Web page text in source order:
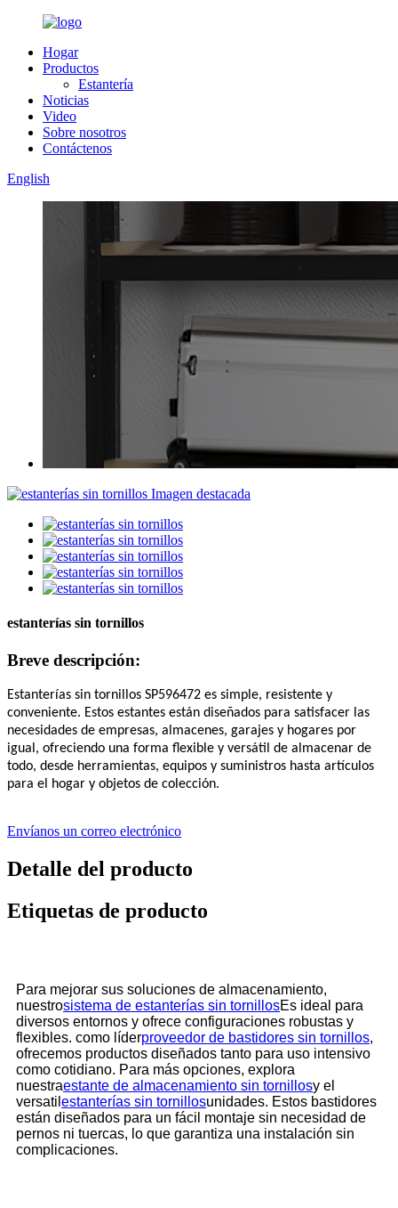
Hogar
Productos
Estantería
Noticias
Video
Sobre nosotros
Contáctenos
English
estanterías sin tornillos
Breve descripción:
Estanterías sin tornillos SP596472 es simple, resistente y
conveniente. Estos estantes están diseñados para satisfacer las
necesidades de empresas, almacenes, garajes y hogares por
igual, ofreciendo una forma flexible y versátil de almacenar de
todo, desde herramientas, equipos y suministros hasta artículos
para el hogar y objetos de colección.
Envíanos un correo electrónico
Detalle del producto
Etiquetas de producto
Para mejorar sus soluciones de almacenamiento,
nuestrosistema de estanterías sin tornillosEs ideal para
diversos entornos y ofrece configuraciones robustas y
flexibles. como líderproveedor de bastidores sin tornillos,
ofrecemos productos diseñados tanto para uso intensivo
como cotidiano. Para más opciones, explora
nuestraestante de almacenamiento sin tornillosy el
versatil estanterías sin tornillosunidades. Estos bastidores
están diseñados para un fácil montaje sin necesidad de
pernos ni tuercas, lo que garantiza una instalación sin
complicaciones.